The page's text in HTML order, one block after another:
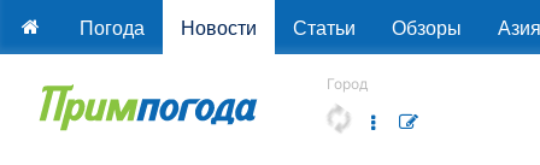
Погода Новости Статьи Обзоры Азия
Город